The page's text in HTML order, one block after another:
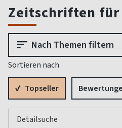
Zeitschriften für
Nach Themen filtern
Sortieren nach
Topseller